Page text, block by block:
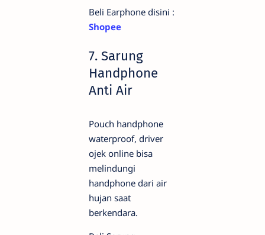
Beli Earphone disini :
Shopee
7. Sarung
Handphone
Anti Air
Pouch handphone
waterproof, driver
ojek online bisa
melindungi
handphone dari air
hujan saat
berkendara.